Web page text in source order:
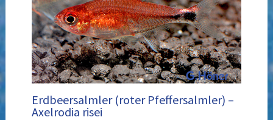
Erdbeersalmler (roter Pfeffersalmler) –
Axelrodia risei